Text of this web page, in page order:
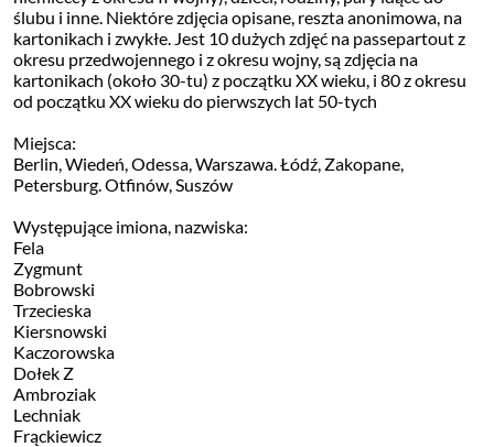
ślubu i inne. Niektóre zdjęcia opisane, reszta anonimowa, na
kartonikach i zwykłe. Jest 10 dużych zdjęć na passepartout z
okresu przedwojennego i z okresu wojny, są zdjęcia na
kartonikach (około 30-tu) z początku XX wieku, i 80 z okresu
od początku XX wieku do pierwszych lat 50-tych
Miejsca:
Berlin, Wiedeń, Odessa, Warszawa. Łódź, Zakopane,
Petersburg. Otfinów, Suszów
Występujące imiona, nazwiska:
Fela
Zygmunt
Bobrowski
Trzecieska
Kiersnowski
Kaczorowska
Dołek Z
Ambroziak
Lechniak
Frąckiewicz